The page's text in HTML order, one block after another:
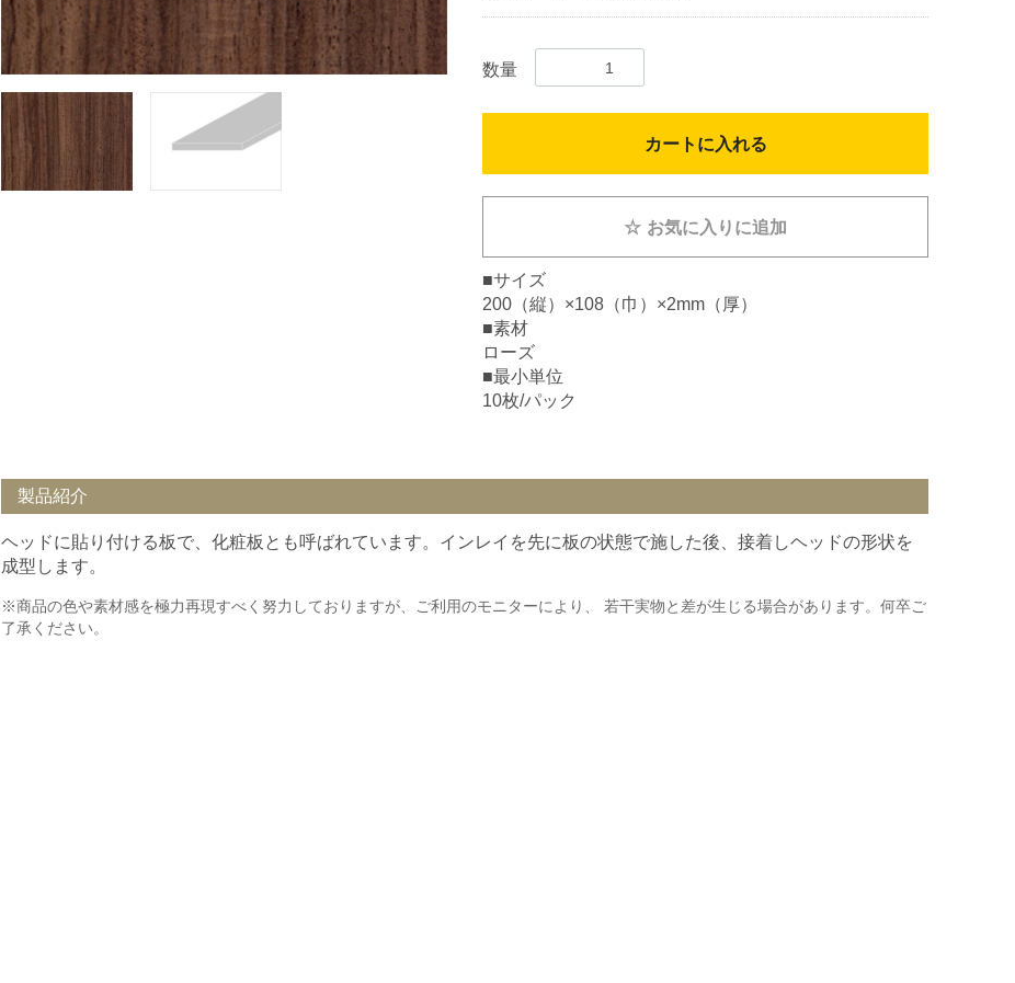
数量
カートに入れる
☆ お気に入りに追加
■サイズ
200（縦）×108（巾）×2mm（厚）
■素材
ローズ
■最小単位
10枚/パック
製品紹介
ヘッドに貼り付ける板で、化粧板とも呼ばれています。インレイを先に板の状態で施した後、接着しヘッドの形状を
成型します。
※商品の色や素材感を極力再現すべく努力しておりますが、ご利用のモニターにより、 若干実物と差が生じる場合があります。何卒ご
了承ください。